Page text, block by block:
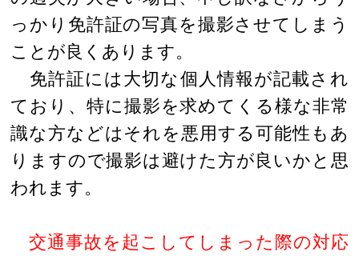
っかり免許証の写真を撮影させてしまう
ことが良くあります。
免許証には大切な個人情報が記載され
ており、特に撮影を求めてくる様な非常
識な方などはそれを悪用する可能性もあ
りますので撮影は避けた方が良いかと思
われます。
交通事故を起こしてしまった際の対応